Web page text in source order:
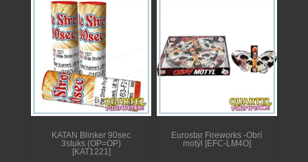
KATAN Blinker 90sec
3stuks (OP=OP)
[KAT1221]
Eurostar Fireworks -Obrí
motýl [EFC-LM4O]